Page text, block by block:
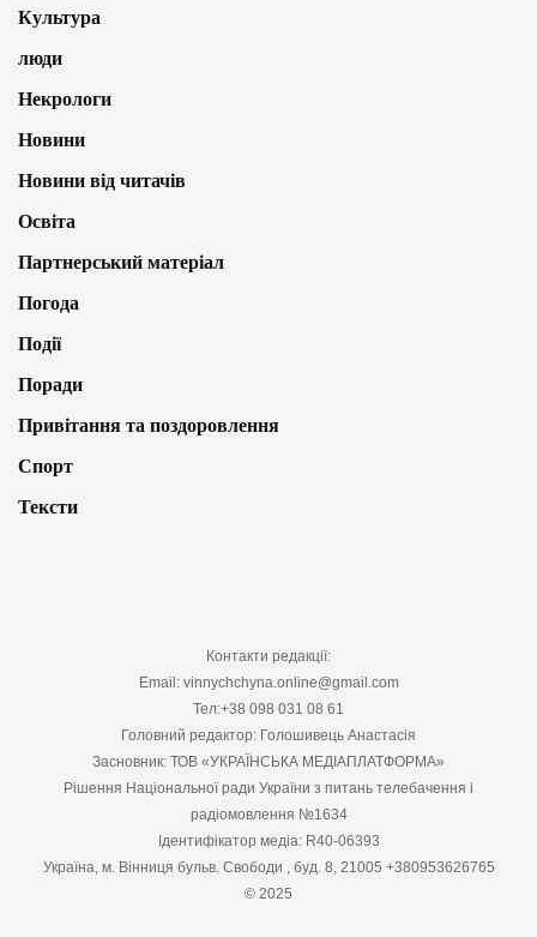
Культура
люди
Некрологи
Новини
Новини від читачів
Освіта
Партнерський матеріал
Погода
Події
Поради
Привітання та поздоровлення
Спорт
Тексти
Контакти редакції:
Email: vinnychchyna.online@gmail.com
Тел:+38 098 031 08 61
Головний редактор: Голошивець Анастасія
Засновник: ТОВ «УКРАЇНСЬКА МЕДІАПЛАТФОРМА»
Рішення Національної ради України з питань телебачення і
радіомовлення №1634
Ідентифікатор медіа: R40-06393
Україна, м. Вінниця бульв. Свободи , буд. 8, 21005 +380953626765
© 2025